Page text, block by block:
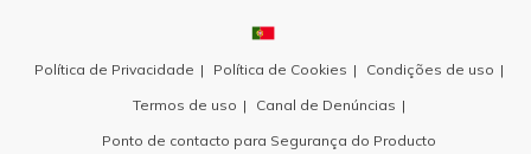
Política de Privacidade Política de Cookies
Condições de uso
Termos de uso
Canal de Denúncias
Ponto de contacto para Segurança do Producto